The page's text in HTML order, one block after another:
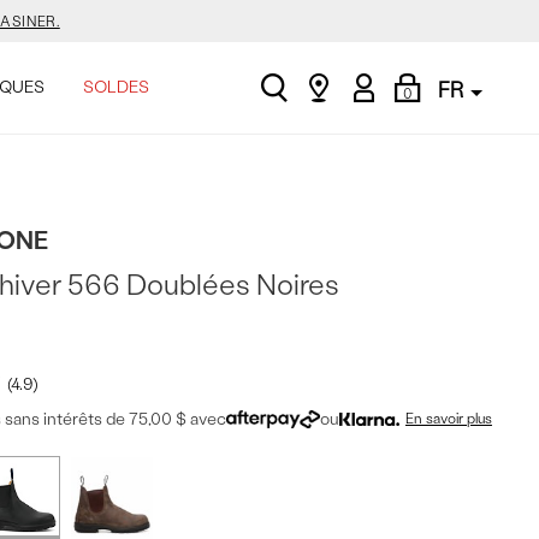
SOLDES search
Find
My
Account
0
Shopping
Bag
FR
4.9
566 Doublées Noires
sans intérêts de 75,00 $ avec ou En savoir plus